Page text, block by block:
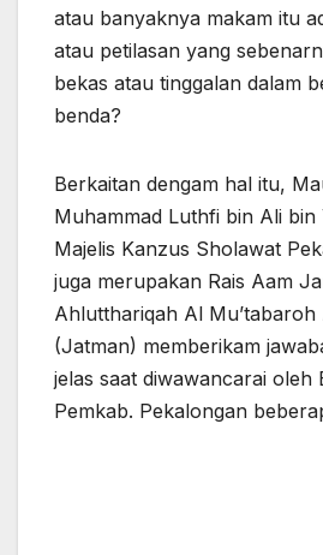
atau banyaknya makam itu
atau petilasan yang
bekas atau tinggalan dalam
benda?
Berkaitan dengam hal itu,
Muhammad Luthfi bin Ali bin
Majelis Kanzus Sholawat
juga merupakan Rais Aam
Ahlutthariqah Al
(Jatman) memberikam
jelas saat diwawancarai oleh
Pemkab. Pekalongan